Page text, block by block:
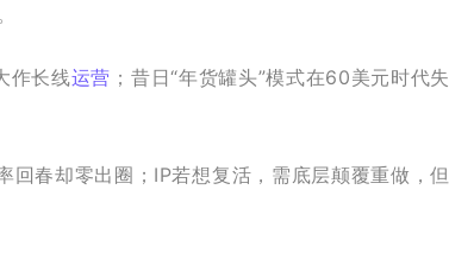
作长线运营 ；昔日“年货罐头”模式在60美元时代失
回春却零出圈；IP若想复活，需底层颠覆重做，但